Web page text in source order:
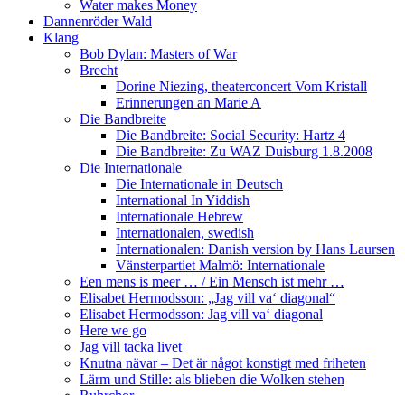
Water makes Money
Dannenröder Wald
Klang
Bob Dylan: Masters of War
Brecht
Dorine Niezing, theaterconcert Vom Kristall
Erinnerungen an Marie A
Die Bandbreite
Die Bandbreite: Social Security: Hartz 4
Die Bandbreite: Zu WAZ Duisburg 1.8.2008
Die Internationale
Die Internationale in Deutsch
International In Yiddish
Internationale Hebrew
Internationalen, swedish
Internationalen: Danish version by Hans Laursen
Vänsterpartiet Malmö: Internationale
Een mens is meer … / Ein Mensch ist mehr …
Elisabet Hermodsson: „Jag vill va‘ diagonal“
Elisabet Hermodsson: Jag vill va‘ diagonal
Here we go
Jag vill tacka livet
Knutna nävar – Det är något konstigt med friheten
Lärm und Stille: als blieben die Wolken stehen